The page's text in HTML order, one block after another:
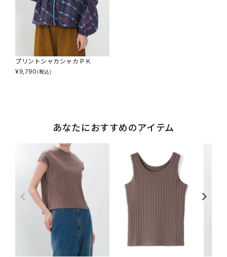
プリントシャカシャカＰＫ
¥9,790(税込)
あなたにおすすめのアイテム